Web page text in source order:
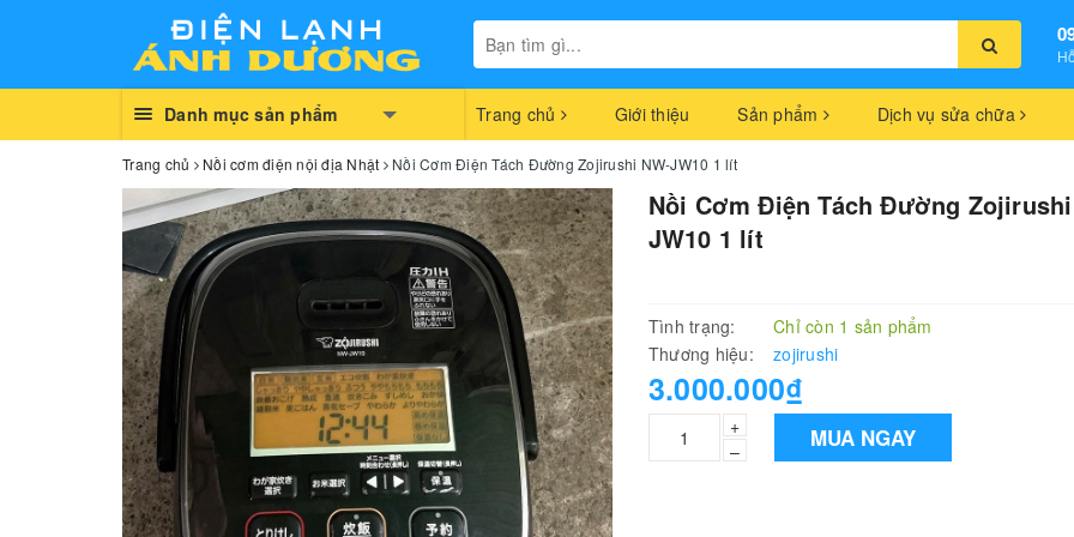
Danh mục sản phẩm Trang chủ Giới thiệu Sản phẩm Dịch vụ sửa chữa
Trang chủ Nồi cơm điện nội địa Nhật Nồi Cơm Điện Tách Đường Zojirushi NW-JW10 1 lít
Nồi Cơm Điện Tách Đường
JW10 1 lít
Tình trạng:
Chỉ còn 1 sản phẩm
Thương hiệu:
zojirushi
3.000.000₫
+
–
MUA NGAY